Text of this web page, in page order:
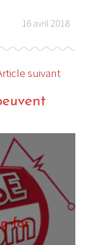
16 avril 2018
suivant